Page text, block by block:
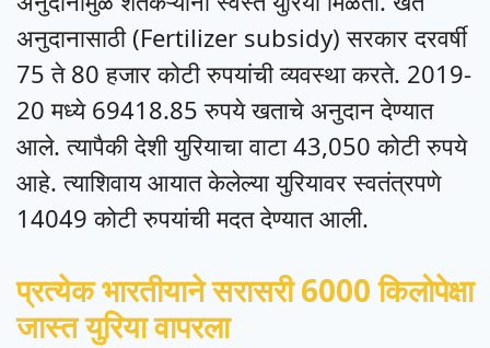
अनुदानासाठी (Fertilizer subsidy) सरकार दरवर्षी
75 ते 80 हजार कोटी रुपयांची व्यवस्था करते. 2019-
20 मध्ये 69418.85 रुपये खताचे अनुदान देण्यात
आले. त्यापैकी देशी युरियाचा वाटा 43,050 कोटी रुपये
आहे. त्याशिवाय आयात केलेल्या युरियावर स्वतंत्रपणे
14049 कोटी रुपयांची मदत देण्यात आली.
प्रत्येक भारतीयाने सरासरी 6000 किलोपेक्षा
जास्त युरिया वापरला